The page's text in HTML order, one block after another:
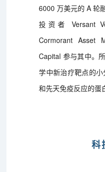
6000 万美元的 A 轮
投资者 Versant
Cormorant Asset
Capital 参与其中。
学中新治疗靶点的
和先天免疫反应的蛋
科